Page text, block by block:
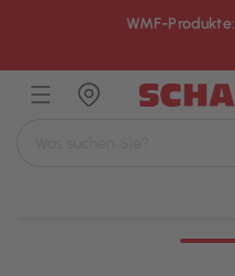
WMF-Produkte: